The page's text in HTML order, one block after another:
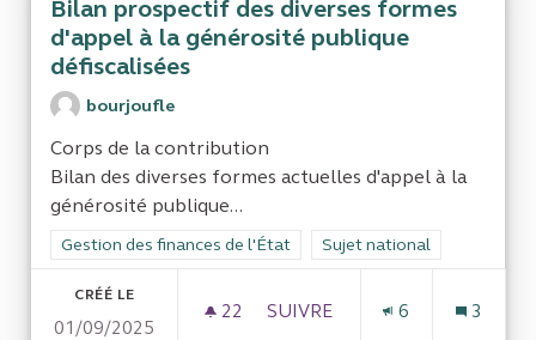
Bilan prospectif des diverses formes
d'appel à la générosité publique
défiscalisées
bourjoufle
Corps de la contribution
Bilan des diverses formes actuelles d'appel à la
générosité publique...
Filtrer les résultats de la catégorie : Gestion des finances de
Gestion des finances de l'État Filtrer les résultats pour le
Sujet national
CRÉÉ LE
01/09/2025
22 22 ABONNÉS
SUIVRE
6 3